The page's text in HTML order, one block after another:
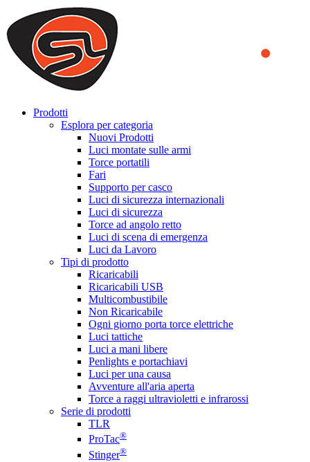
We use cookies to ensure that we provide you the best experience
on our website. By continuing to browse this website, you accept
that cookies are used to help us analyze how the website is used and
to offer you a better experience. To learn more or to find out how
you can disable cookies, you can access our
Prodotti
Esplora per categoria
Nuovi Prodotti
Luci montate sulle armi
Torce portatili
Fari
Supporto per casco
Luci di sicurezza internazionali
Luci di sicurezza
Torce ad angolo retto
Luci di scena di emergenza
Luci da Lavoro
Tipi di prodotto
Ricaricabili
Ricaricabili USB
Multicombustibile
Non Ricaricabile
Ogni giorno porta torce elettriche
Luci tattiche
Luci a mani libere
Penlights e portachiavi
Luci per una causa
Avventure all'aria aperta
Torce a raggi ultravioletti e infrarossi
Serie di prodotti
TLR
ProTac®
Stinger®